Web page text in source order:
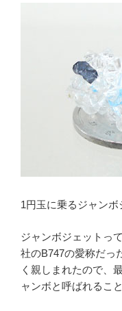
1円玉に乗るジャンボ
ジャンボジェットっ
社のB747の愛称だっ
く親しまれたので、
ャンボと呼ばれるこ